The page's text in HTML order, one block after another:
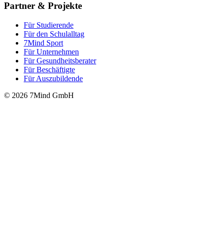
Partner & Projekte
Für Stu­die­rende
Für den Schulalltag
7Mind Sport
Für Unter­neh­men
Für Gesund­heits­be­ra­ter
Für Beschäftigte
Für Auszubildende
© 2026 7Mind GmbH